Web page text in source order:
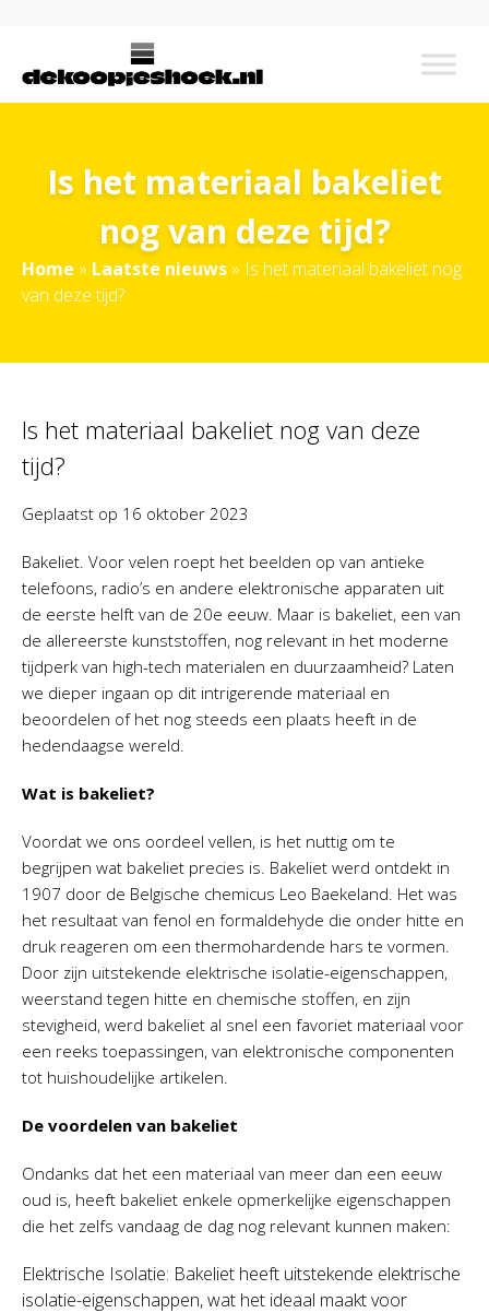
Is het materiaal bakeliet
nog van deze tijd?
Home » Laatste nieuws » Is het materiaal bakeliet nog
van deze tijd?
Is het materiaal bakeliet nog van deze
tijd?
Geplaatst op 16 oktober 2023
Bakeliet. Voor velen roept het beelden op van antieke
telefoons, radio’s en andere elektronische apparaten uit
de eerste helft van de 20e eeuw. Maar is bakeliet, een van
de allereerste kunststoffen, nog relevant in het moderne
tijdperk van high-tech materialen en duurzaamheid? Laten
we dieper ingaan op dit intrigerende materiaal en
beoordelen of het nog steeds een plaats heeft in de
hedendaagse wereld.
Wat is bakeliet?
Voordat we ons oordeel vellen, is het nuttig om te
begrijpen wat bakeliet precies is. Bakeliet werd ontdekt in
1907 door de Belgische chemicus Leo Baekeland. Het was
het resultaat van fenol en formaldehyde die onder hitte en
druk reageren om een thermohardende hars te vormen.
Door zijn uitstekende elektrische isolatie-eigenschappen,
weerstand tegen hitte en chemische stoffen, en zijn
stevigheid, werd bakeliet al snel een favoriet materiaal voor
een reeks toepassingen, van elektronische componenten
tot huishoudelijke artikelen.
De voordelen van bakeliet
Ondanks dat het een materiaal van meer dan een eeuw
oud is, heeft bakeliet enkele opmerkelijke eigenschappen
die het zelfs vandaag de dag nog relevant kunnen maken:
Elektrische Isolatie: Bakeliet heeft uitstekende elektrische
isolatie-eigenschappen, wat het ideaal maakt voor